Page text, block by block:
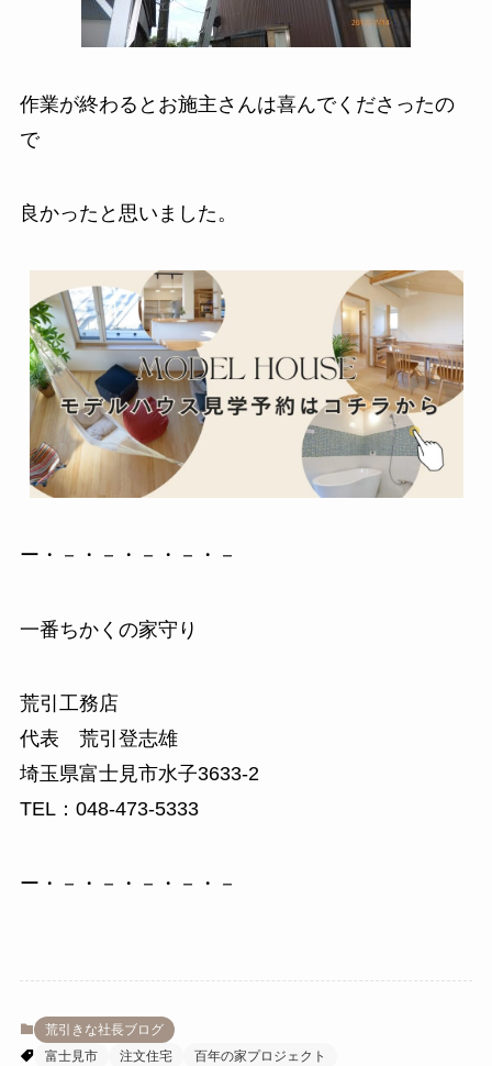
作業が終わるとお施主さんは喜んでくださったの
で
良かったと思いました。
ー・－・－・－・－・－
一番ちかくの家守り
荒引工務店
代表 荒引登志雄
埼玉県富士見市水子3633-2
TEL：048-473-5333
ー・－・－・－・－・－
荒引きな社長ブログ
富士見市
注文住宅 百年の家プロジェクト